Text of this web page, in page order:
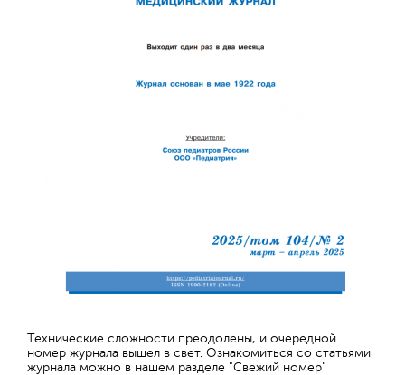
Технические сложности преодолены, и очередной
номер журнала вышел в свет. Ознакомиться со статьями
журнала можно в нашем разделе "Свежий номер"